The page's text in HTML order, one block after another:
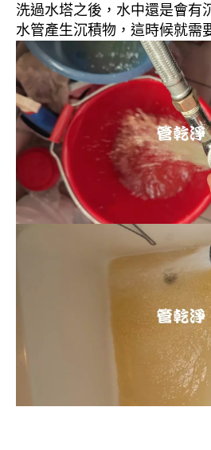
洗過水塔之後，水中還是會有
水管產生沉積物，這時候就需